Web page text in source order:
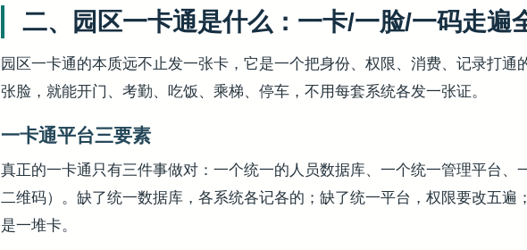
二、园区一卡通是什么：一卡/一脸/一码走遍
园区一卡通的本质远不止发一张卡，它是一个把身份、权限、消费、记录打通
张脸，就能开门、考勤、吃饭、乘梯、停车，不用每套系统各发一张证。
一卡通平台三要素
真正的一卡通只有三件事做对：一个统一的人员数据库、一个统一管理平台、
二维码）。缺了统一数据库，各系统各记各的；缺了统一平台，权限要改五遍
是一堆卡。